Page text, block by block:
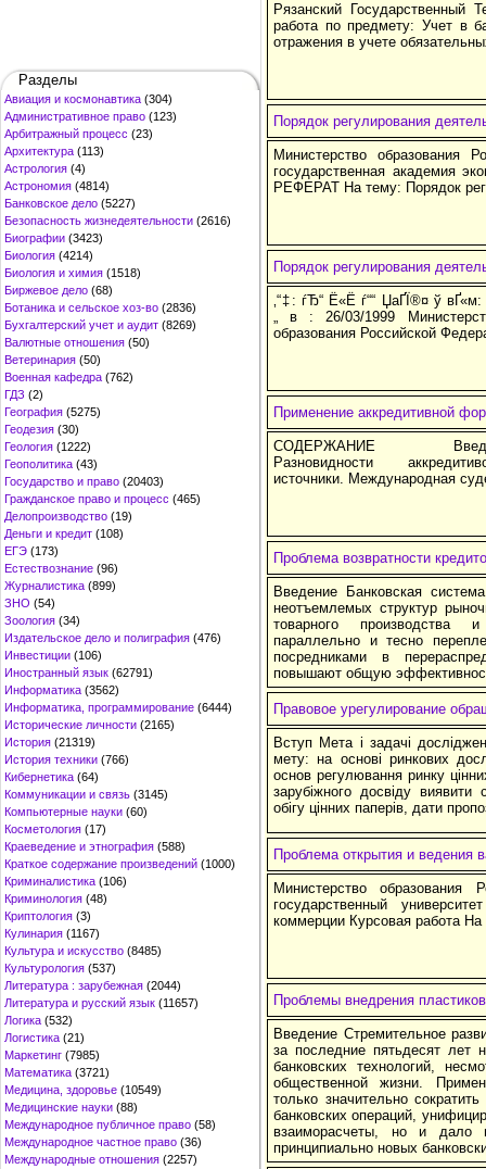
Разделы
Авиация и космонавтика (304)
Административное право (123)
Арбитражный процесс (23)
Архитектура (113)
Астрология (4)
Астрономия (4814)
Банковское дело (5227)
Безопасность жизнедеятельности (2616)
Биографии (3423)
Биология (4214)
Биология и химия (1518)
Биржевое дело (68)
Ботаника и сельское хоз-во (2836)
Бухгалтерский учет и аудит (8269)
Валютные отношения (50)
Ветеринария (50)
Военная кафедра (762)
ГДЗ (2)
География (5275)
Геодезия (30)
Геология (1222)
Геополитика (43)
Государство и право (20403)
Гражданское право и процесс (465)
Делопроизводство (19)
Деньги и кредит (108)
ЕГЭ (173)
Естествознание (96)
Журналистика (899)
ЗНО (54)
Зоология (34)
Издательское дело и полиграфия (476)
Инвестиции (106)
Иностранный язык (62791)
Информатика (3562)
Информатика, программирование (6444)
Исторические личности (2165)
История (21319)
История техники (766)
Кибернетика (64)
Коммуникации и связь (3145)
Компьютерные науки (60)
Косметология (17)
Краеведение и этнография (588)
Краткое содержание произведений (1000)
Криминалистика (106)
Криминология (48)
Криптология (3)
Кулинария (1167)
Культура и искусство (8485)
Культурология (537)
Литература : зарубежная (2044)
Литература и русский язык (11657)
Логика (532)
Логистика (21)
Маркетинг (7985)
Математика (3721)
Медицина, здоровье (10549)
Медицинские науки (88)
Международное публичное право (58)
Международное частное право (36)
Международные отношения (2257)
Рязанский Государственный
работа по предмету: Учет в
отражения в учете
Порядок регулирования
Министерство образования
государственная академия
РЕФЕРАТ На тему: Порядок
Порядок регулирования
‚“‡: ѓЂ“ Ё«Ё ѓ““ ЏаҐЇ®¤ ў
„ в : 26/03/1999
образования Российской
Применение аккредитивной
СОДЕРЖАНИЕ
Разновидности
источники. Международная
Проблема возвратности
Введение Банковская
неотъемлемых структур
товарного производства
параллельно и тесно
посредниками в
повышают общую
Правовое урегулирование
Вступ Мета і задачі
мету: на основі ринкових
основ регулювання ринку
зарубіжного досвіду виявити
обігу цінних паперів, дати
Проблема открытия и ведения
Министерство образования
государственный
коммерции Курсовая работа На
Проблемы внедрения
Введение Стремительное
за последние пятьдесят лет
банковских технологий,
общественной жизни.
только значительно
банковских операций,
взаиморасчеты, но и дало
принципиально новых